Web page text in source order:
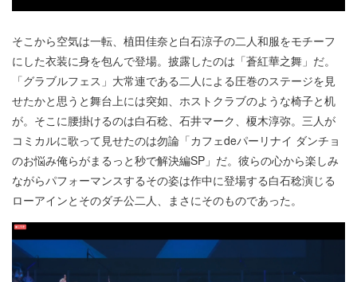
そこから空気は一転、植田佳奈と白石涼子の二人和服をモチーフ
にした衣装に身を包んで登場。披露したのは「蒼紅華之舞」だ。
「グラブルフェス」大常連である二人による圧巻のステージを見
せたかと思うと舞台上には突如、ホストクラブのような椅子と机
が。そこに腰掛けるのは白石稔、石井マーク、榎木淳弥。三人が
コミカルに歌って見せたのは勿論「カフェdeパーリナイ ダンチョ
のお悩み俺らがまるっと秒で解決編SP」だ。彼らの心から楽しみ
ながらパフォーマンスするその姿は作中に登場する白石稔演じる
ローアインとそのダチ公二人、まさにそのものであった。